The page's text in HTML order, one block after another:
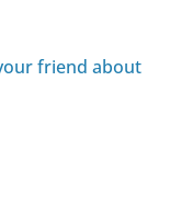
friend about